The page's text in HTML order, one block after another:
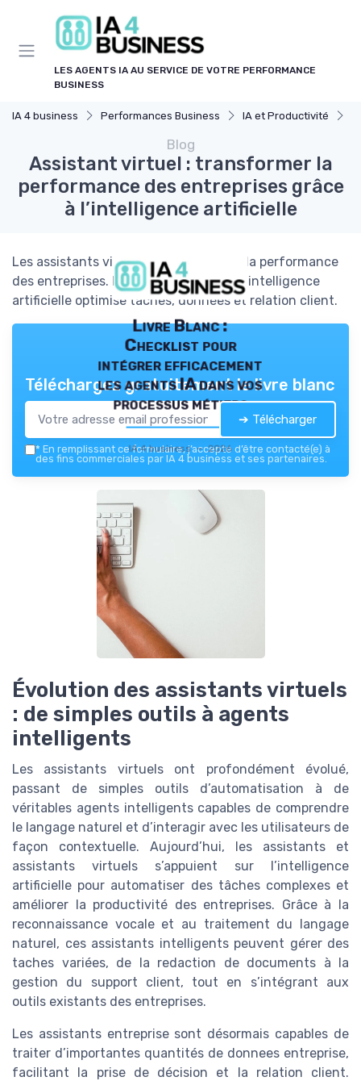
LES AGENTS IA AU SERVICE DE VOTRE PERFORMANCE
BUSINESS
IA 4 business Performances Business IA et Productivité
Blog
Assistant virtuel : transformer la
performance des entreprises grâce
à l’intelligence artificielle
Les assistants virtuels révolutionnent la performance
des entreprises. Découvrez comment l’intelligence
artificielle optimise tâches, données et relation client.
Livre Blanc :
Checklist pour
intégrer efficacement
les agents IA dans vos
processus métiers
IA 4 business — 2026
Téléchargez gratuitement le livre blanc
➔ Télécharger
* En remplissant ce formulaire, j’accepte d’être contacté(e) à
des fins commerciales par IA 4 business et ses partenaires.
Évolution des assistants virtuels
: de simples outils à agents
intelligents
Les assistants virtuels ont profondément évolué,
passant de simples outils d’automatisation à de
véritables agents intelligents capables de comprendre
le langage naturel et d’interagir avec les utilisateurs de
façon contextuelle. Aujourd’hui, les assistants et
assistants virtuels s’appuient sur l’intelligence
artificielle pour automatiser des tâches complexes et
améliorer la productivité des entreprises. Grâce à la
reconnaissance vocale et au traitement du langage
naturel, ces assistants intelligents peuvent gérer des
taches variées, de la redaction de documents à la
gestion du support client, tout en s’intégrant aux
outils existants des entreprises.
Les assistants entreprise sont désormais capables de
traiter d’importantes quantités de donnees entreprise,
facilitant la prise de décision et la relation client.